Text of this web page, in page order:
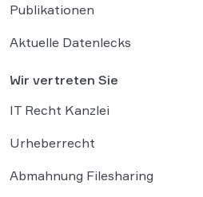
Publikationen
Aktuelle Datenlecks
Wir vertreten Sie
IT Recht Kanzlei
Urheberrecht
Abmahnung Filesharing